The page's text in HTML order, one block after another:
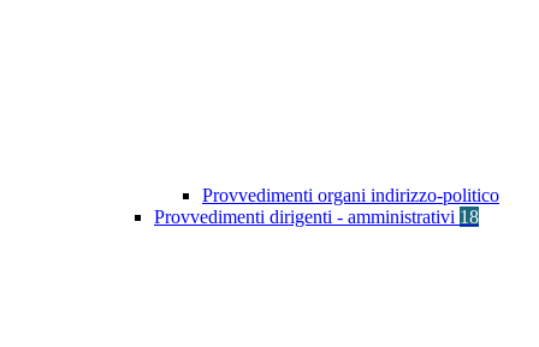
Provvedimenti organi indirizzo-politico
Provvedimenti dirigenti - amministrativi 18